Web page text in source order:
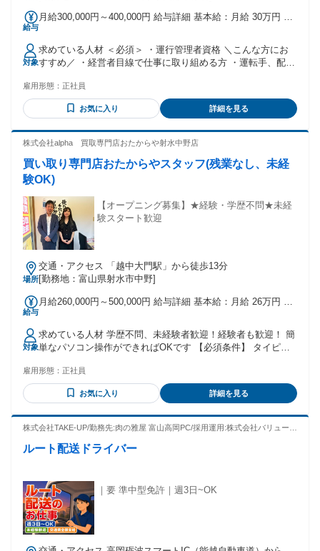
給与
月給300,000円～400,000円 給与詳細 基本給：月給 30万円 〜
れる通勤・皆勤・家族手当金額：なし 全員に一律で支払われ
るその他手当金額：なし 別途通勤手当（月上限18,800円）支
給 ※前職の給与・賞与実績を考慮
対象
求めている人材 ＜必須＞ ・運行管理者資格 ＼こんな方にお
すすめ／ ・経営者目線で仕事に取り組める方 ・運転手、配
たい方 ・ハローワークでお仕事をお探しの方 ・年功序列では
なく正当な評価をしてくれる会社で働きたい ・Uターン、Iタ
ーン、Jターンを考えている方 ・地元で長く働きたい ・車が
雇用形態： 正社員
お気に入り 詳細を見る
株式会社alpha 買取専門店おたからや射水中野店
買い取り専門店おたからやスタッフ(残業なし、未経
験OK)
【オープニング募集】★経験・学歴不問★未経
験スタート歓迎
場所
交通・アクセス 「越中大門駅」から徒歩13分
[勤務地：富山県射水市中野]
給与
月給260,000円～500,000円 給与詳細 基本給：月給 26万円 〜
れる通勤・皆勤・家族手当金額：なし 全員に一律で支払われ
るその他手当金額：なし 上記を超える時間外労働分は追加で
支給 給与は経験・能力を考慮して決定いたします。 ▼給与に
プラスしてもらえる手当 ・特別手当 ・役職手当 ▼インセン
績） 平均；1,456,621円 ※年間300万超える社員の方もいま
す！ ★賞与：年2回 ＼支給例／ 1回の賞与で80万円～100万円
の支給実績あり ＼入社時の想定年収／ 年収350万円～600万円
対象
求めている人材 学歴不問、未経験者歓迎！経験者も歓迎！ 簡
単なパソコン操作ができればOKです 【必須条件】 タイピン
【活かせるスキルや経験】 ・営業職や接客業などの実務経験
・介護職などの実務経験（ご高齢者のお客様が多いため） ・
宝飾店や高級時計、ブランド店などでの勤務経験 ・買い取り
することが好きな方 ・お客様との会話、やり取りを楽しめる
ド品、宝飾品、時計などが好きな方
雇用形態： 正社員
お気に入り 詳細を見る
株式会社TAKE-UP/勤務先:肉の雅屋 富山高岡PC/採用運用:株式会社バリューネ
ルート配送ドライバー
｜要 準中型免許｜週3日~OK